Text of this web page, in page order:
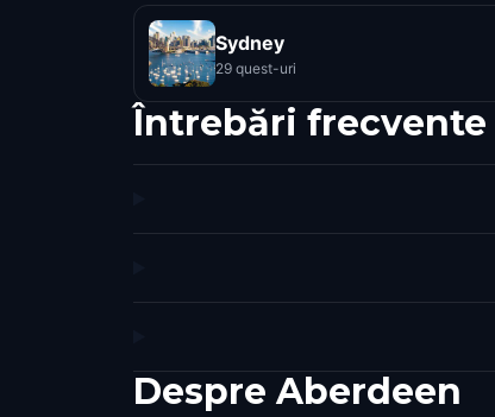
Sydney
29 quest-uri
Întrebări frecvente
Despre Aberdeen